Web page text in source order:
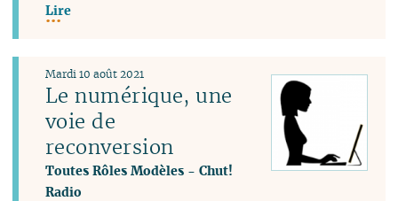
Lire
Le numérique, une
voie de
reconversion
Toutes Rôles Modèles - Chut!
Radio
Mardi 10 août 2021